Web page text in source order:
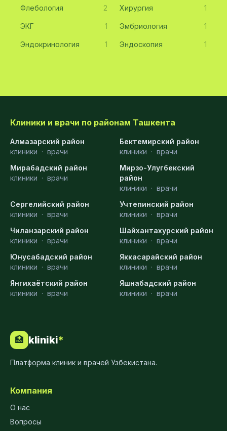
Флебология 2 Хирургия 1
ЭКГ 1 Эмбриология 1
Эндокринология 1 Эндоскопия 1
Клиники и врачи по районам Ташкента
Алмазарский район
клиники · врачи
Бектемирский район
клиники · врачи
Мирабадский район
клиники · врачи
Мирзо-Улугбекский
район
клиники · врачи
Сергелийский район
клиники · врачи
Учтепинский район
клиники · врачи
Чиланзарский район
клиники · врачи
Шайхантахурский район
клиники · врачи
Юнусабадский район
клиники · врачи
Яккасарайский район
клиники · врачи
Янгихаётский район
клиники · врачи
Яшнабадский район
клиники · врачи
🏥 kliniki*
Платформа клиник и врачей Узбекистана.
Компания
О нас
Вопросы